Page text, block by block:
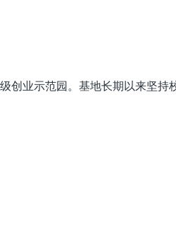
创业示范园。基地长期以来坚